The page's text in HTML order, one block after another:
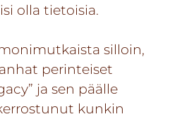
olla tietoisia.
silloin,
perinteiset
ja sen päälle
kunkin